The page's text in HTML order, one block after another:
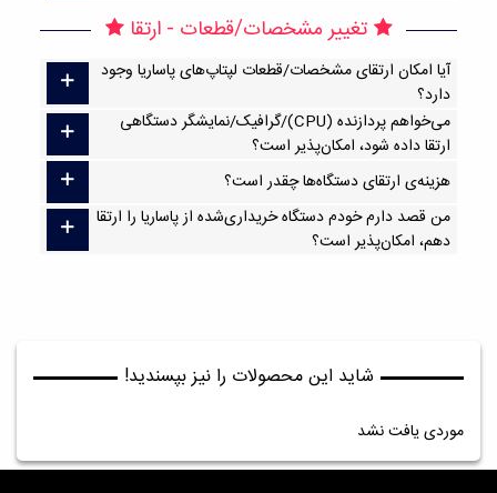
تغییر مشخصات/قطعات - ارتقا
آیا امکان ارتقا‌ی مشخصات/قطعات لپتاپ‌های پاساریا وجود
دارد؟
می‌خواهم پردازنده (CPU)/گرافیک/نمایشگر دستگاهی
ارتقا داده شود، امکان‌پذیر است؟
هزینه‌ی ارتقای دستگاه‌ها چقدر است؟
من قصد دارم خودم دستگاه خریداری‌شده از پاساریا را ارتقا
دهم، امکان‌پذیر است؟
شاید این محصولات را نیز بپسندید!
موردی یافت نشد